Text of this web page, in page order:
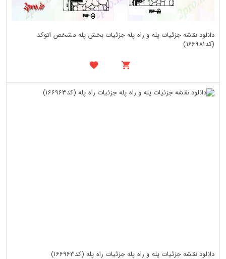
دانلود نقشه جزئیات پله و راه پله جزئیات بخش پله مشخص اتوکد
(کد166981)
دانلود نقشه جزئیات پله و راه پله جزئیات راه پله (کد166963)